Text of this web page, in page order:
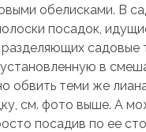
обелисками. В
посадок,
разделяющих садовые
в
обвить теми же
см. фото выше. А
посадив по ее